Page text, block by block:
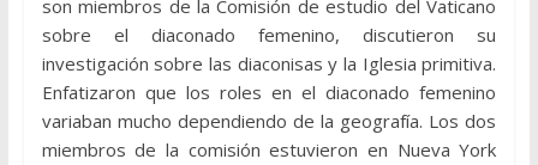
son miembros de la Comisión de estudio del Vaticano
sobre el diaconado femenino, discutieron su
investigación sobre las diaconisas y la Iglesia primitiva.
Enfatizaron que los roles en el diaconado femenino
variaban mucho dependiendo de la geografía. Los dos
miembros de la comisión estuvieron en Nueva York